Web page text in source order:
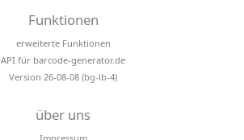
Funktionen
erweiterte Funktionen
API für barcode-generator.de
Version 26-08-08 (bg-lb-4)
über uns